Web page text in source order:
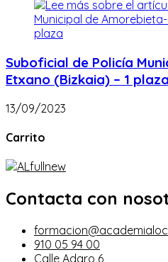
Suboficial de Policía
Etxano (Bizkaia) – 1 plaza
13/09/2023
Carrito
Contacta con
910 05 94 00
Calle Adaro 6